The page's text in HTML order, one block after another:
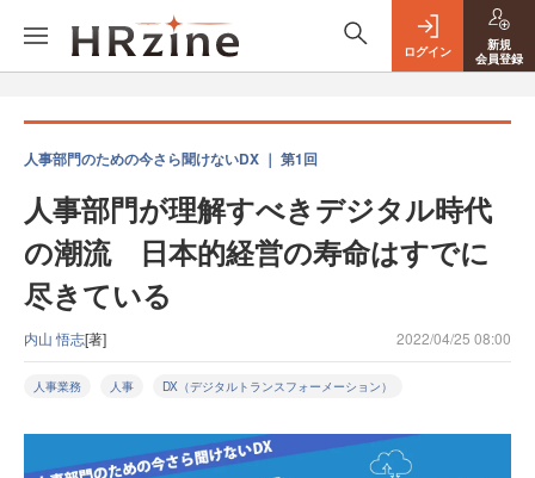
ログイン
新規
会員登録
人事部門のための今さら聞けないDX ｜ 第1回
人事部門が理解すべきデジタル時代
の潮流 日本的経営の寿命はすでに
尽きている
内山 悟志[著] 2022/04/25 08:00
人事業務 人事 DX（デジタルトランスフォーメーション）